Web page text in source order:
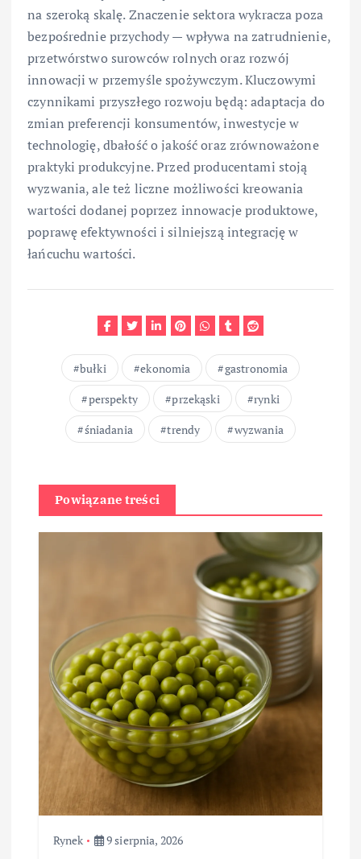
na szeroką skalę. Znaczenie sektora wykracza poza
bezpośrednie przychody — wpływa na zatrudnienie,
przetwórstwo surowców rolnych oraz rozwój
innowacji w przemyśle spożywczym. Kluczowymi
czynnikami przyszłego rozwoju będą: adaptacja do
zmian preferencji konsumentów, inwestycje w
technologię, dbałość o jakość oraz zrównoważone
praktyki produkcyjne. Przed producentami stoją
wyzwania, ale też liczne możliwości kreowania
wartości dodanej poprzez innowacje produktowe,
poprawę efektywności i silniejszą integrację w
łańcuchu wartości.
bułki ekonomia
gastronomia
perspekty
przekąski
rynki
śniadania
trendy wyzwania
Powiązane treści
Rynek 9 sierpnia, 2026